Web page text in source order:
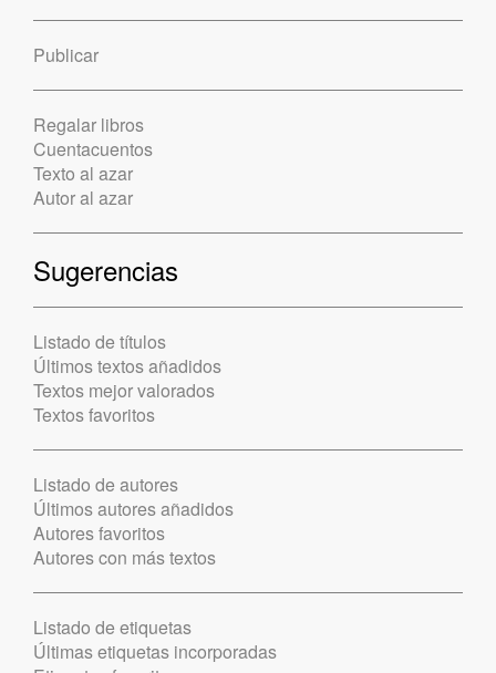
Publicar
Regalar libros
Cuentacuentos
Texto al azar
Autor al azar
Sugerencias
Listado de títulos
Últimos textos añadidos
Textos mejor valorados
Textos favoritos
Listado de autores
Últimos autores añadidos
Autores favoritos
Autores con más textos
Listado de etiquetas
Últimas etiquetas incorporadas